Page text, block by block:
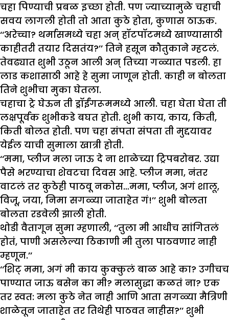
चहा पिण्याची प्रबळ इच्छा होती. पण ज्याच्यामुळे चहाची
सवय लागली होती तो आता कुठे होता, कुणास ठाऊक.
‘‘अरेच्चा? थर्मासमध्ये चहा अन् हॉटपॉटमध्ये खाण्यासाठी
काहीतरी तयार दिसतंय?’’ तिने हसून कौतुकाने म्हटलं.
तेवढ्यात शुभी उठून आली अन् तिच्या गळ्यात पडली. हा
लाड कशासाठी आहे हे सुमा जाणून होती. काही न बोलता
तिने शुभीचा मुका घेतला.
चहाचा ट्रे घेऊन ती ड्रॉईंगरूममध्ये आली. चहा घेता घेता ती
लक्षपूर्वक शुभीकडे बघत होती. शुभी काय, काय, किती,
किती बोलत होती. पण चहा संपता संपता ती मुद्दयावर
येईल याची सुमाला खात्री होती.
‘‘ममा, प्लीज मला जाऊ दे ना शाळेच्या ट्रिपबरोबर. उद्या
पैसे भरण्याचा शेवटचा दिवस आहे. प्लीज ममा, नंतर
वाटलं तर कुठेही पाठवू नकोस…ममा, प्लीज, अगं शालू,
विजू, जया, निमा सगळ्या जाताहेत गं!’’ शुभी बोलता
बोलता रडवेली झाली होती.
थोडी वैतागून सुमा म्हणाली, ‘‘तुला मी आधीच सांगितलं
होतं, पाणी असलेल्या ठिकाणी मी तुला पाठवणार नाही
म्हणून.’’
‘‘शिट् ममा, अगं मी काय कुक्कुलं बाळ आहे का? उगीचच
पाण्यात जाऊ बसेन का मी? मलासुद्धा कळतं ना? एक
तर स्वत: मला कुठे नेत नाही आणि आता सगळ्या मैत्रिणी
शाळेतून जाताहेत तर तिथेही पाठवत नाहीस?’’ शुभी